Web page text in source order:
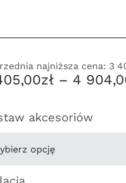
zł – 4
najniższa cena: 3
akcesoriów